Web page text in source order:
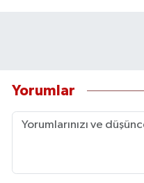
Yorumlar